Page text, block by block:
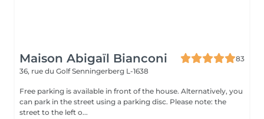
Maison Abigaïl Bianconi
83
36, rue du GolfSenningerberg L-1638
Free parking is available in front of the house. Alternatively, you
can park in the street using a parking disc. Please note: the
street to the left o...